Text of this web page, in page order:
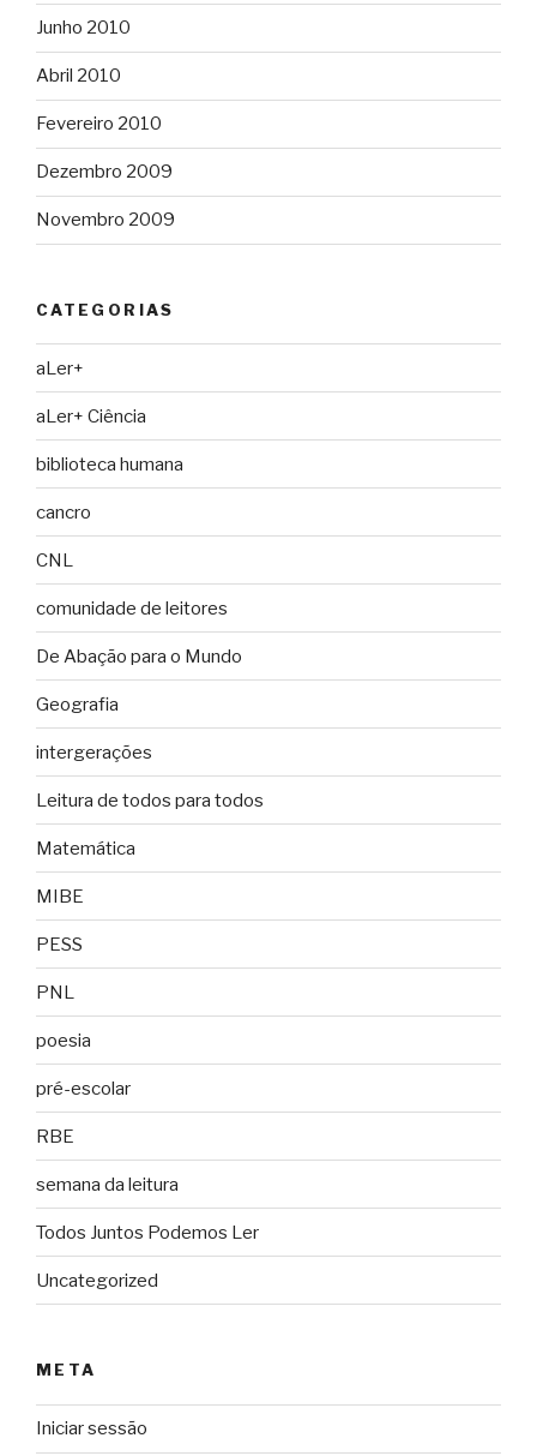
Junho 2010
Abril 2010
Fevereiro 2010
Dezembro 2009
Novembro 2009
CATEGORIAS
aLer+
aLer+ Ciência
biblioteca humana
cancro
CNL
comunidade de leitores
De Abação para o Mundo
Geografia
intergerações
Leitura de todos para todos
Matemática
MIBE
PESS
PNL
poesia
pré-escolar
RBE
semana da leitura
Todos Juntos Podemos Ler
Uncategorized
META
Iniciar sessão